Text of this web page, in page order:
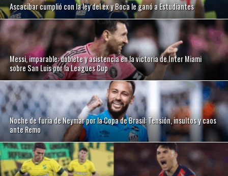
Ascacibar cumplió con la ley del ex y Boca le ganó a Estudiantes
Messi, imparable: doblete y asistencia en la victoria de Inter Miami
sobre San Luis por la Leagues Cup
Noche de furia de Neymar por la Copa de Brasil: Tensión, insultos y caos
ante Remo